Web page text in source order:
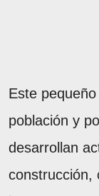
Este
población y
desarrollan
construcción,